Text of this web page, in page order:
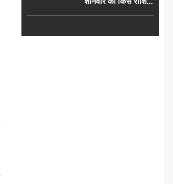
की चमकेगी किस्मत,
और करियर में सफलता?